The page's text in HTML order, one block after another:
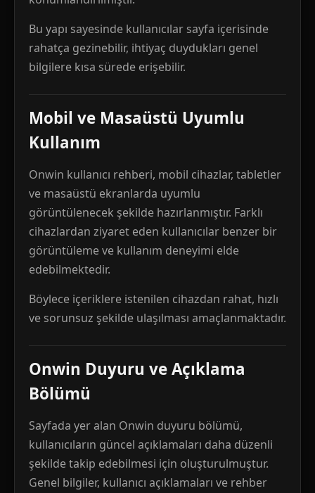
Bu yapı sayesinde kullanıcılar sayfa içerisinde
rahatça gezinebilir, ihtiyaç duydukları genel
bilgilere kısa sürede erişebilir.
Mobil ve Masaüstü Uyumlu
Kullanım
Onwin kullanıcı rehberi, mobil cihazlar, tabletler
ve masaüstü ekranlarda uyumlu
görüntülenecek şekilde hazırlanmıştır. Farklı
cihazlardan ziyaret eden kullanıcılar benzer bir
görüntüleme ve kullanım deneyimi elde
edebilmektedir.
Böylece içeriklere istenilen cihazdan rahat, hızlı
ve sorunsuz şekilde ulaşılması amaçlanmaktadır.
Onwin Duyuru ve Açıklama
Bölümü
Sayfada yer alan Onwin duyuru bölümü,
kullanıcıların güncel açıklamaları daha düzenli
şekilde takip edebilmesi için oluşturulmuştur.
Genel bilgiler, kullanıcı açıklamaları ve rehber